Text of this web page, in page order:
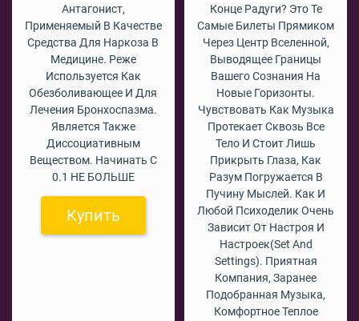
Антагонист,
Применяемый В Качестве
Средства Для Наркоза В
Медицине. Реже
Используется Как
Обезболивающее И Для
Лечения Бронхоспазма.
Является Также
Диссоциативным
Веществом. Начинать С
0.1 НЕ БОЛЬШЕ
Купить
Конце Радуги? Это Те
Самые Билеты Прямиком
Через Центр Вселенной,
Выводящее Границы
Вашего Сознания На
Новые Горизонты.
Чувствовать Как Музыка
Протекает Сквозь Все
Тело И Стоит Лишь
Прикрыть Глаза, Как
Разум Погружается В
Пучину Мыслей. Как И
Любой Психоделик Очень
Зависит От Настроя И
Настроек(set And
Settings). Приятная
Компания, Заранее
Подобранная Музыка,
Комфортное Теплое